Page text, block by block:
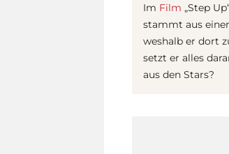
Im Film „Step
stammt aus
weshalb er dort
setzt er alles
aus den Stars?